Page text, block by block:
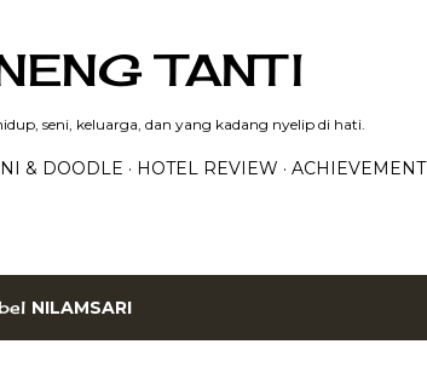
TANTI
seni, keluarga, dan yang kadang nyelip di hati.
& DOODLE HOTEL REVIEW ACHIEVEMENT
NILAMSARI